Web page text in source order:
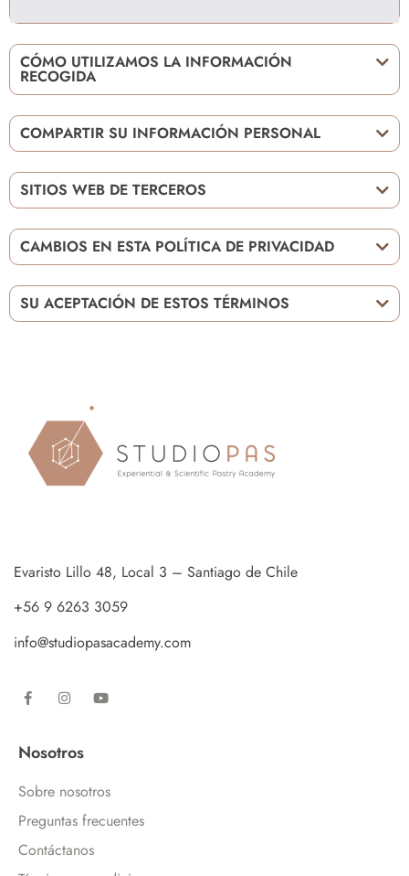
CÓMO UTILIZAMOS LA INFORMACIÓN
RECOGIDA
COMPARTIR SU INFORMACIÓN PERSONAL
SITIOS WEB DE TERCEROS
CAMBIOS EN ESTA POLÍTICA DE PRIVACIDAD
SU ACEPTACIÓN DE ESTOS TÉRMINOS
Evaristo Lillo 48, Local 3 – Santiago de Chile
+56 9 6263 3059
info@studiopasacademy.com
Nosotros
Sobre nosotros
Preguntas frecuentes
Contáctanos